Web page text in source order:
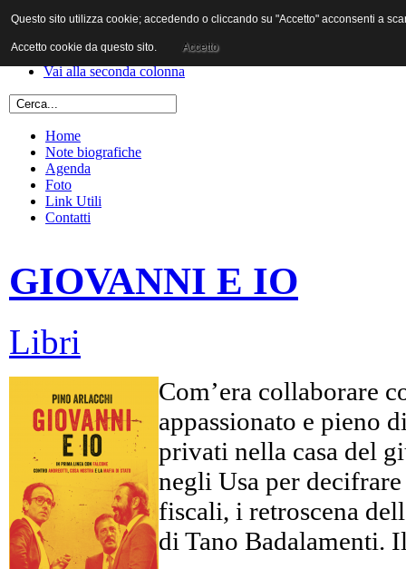
Vai al contenuto
Vai alla prima colonna
Vai alla seconda colonna
Home
Note biografiche
Agenda
Foto
Link Utili
Contatti
GIOVANNI E IO
Libri
Com’era collaborare
appassionato e pieno
privati nella casa del
negli Usa per
fiscali, i retroscena
di Tano Badalamenti.
Questo sito utilizza cookie; accedendo o cliccando su "Accetto" acconsenti a
Accetto cookie da questo sito. Accetto